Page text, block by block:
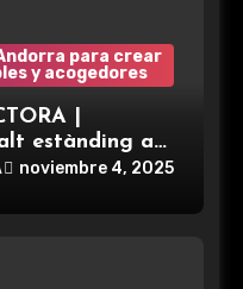
para crear
y acogedores
|
estànding a
en
nivell.
noviembre 4, 2025